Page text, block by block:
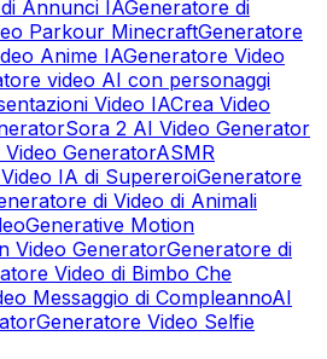
Annunci IAGeneratore di
Parkour MinecraftGeneratore
Anime IAGeneratore Video
video AI con personaggi
Video IACrea Video
Sora 2 AI Video Generator
GeneratorASMR
IA di SupereroiGeneratore
di Video di Animali
Generative Motion
Video GeneratorGeneratore di
Video di Bimbo Che
Messaggio di CompleannoAI
Generatore Video Selfie